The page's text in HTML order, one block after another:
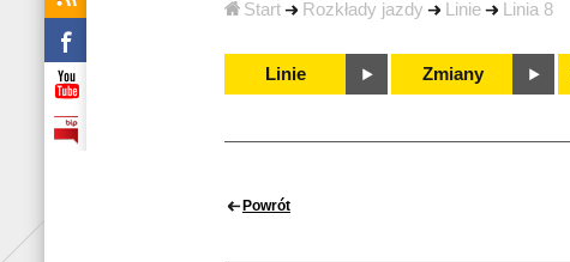
Start Rozkłady jazdy Linie Linia 8
Linie Zmiany
Powrót